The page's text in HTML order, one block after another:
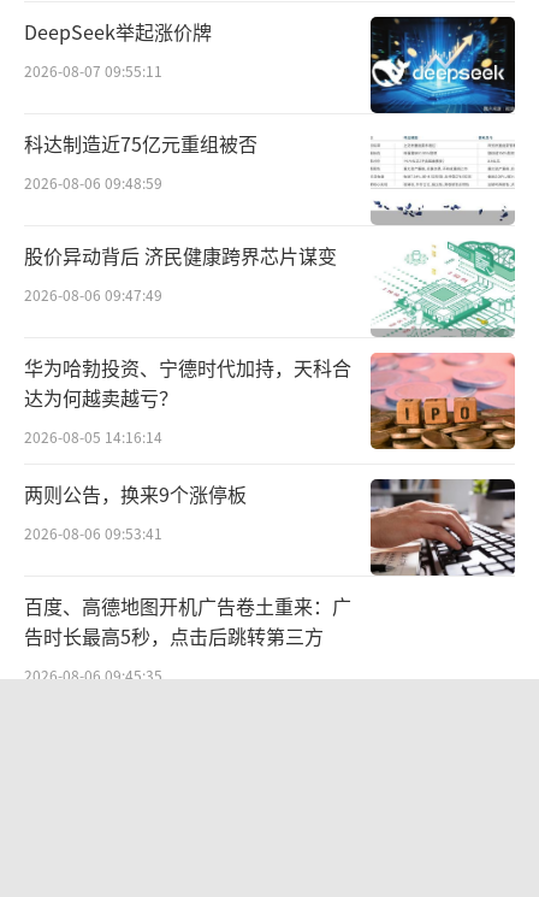
对于这次在网络的污名，钟睒睒称：“我
估计现在这一次给我加上在网络上的污名化洗
不干净，随他去吧。最后天一定是要亮的，只
是晚一点，只要我能坚持到天亮。”“真理一
谈做纯净水：“希望把选择权还给大家”
谈到此前拒绝做纯净水的原因，钟睒睒表
示，此前不会选择做纯净水，因为当时天然水
做的纯净水和自来水做的纯净水是不一样的，
需要长期摄入的，年纪大的人，没有矿物质的
水要尽量少喝。“我当时粗暴地决定，如果是
给我父母喝的，我肯定不生产这个水，所以我
宣布停止生产纯净水，只做天然水。”
钟睒睒称，如果没有这次网络争议，他一
DeepSeek举起涨价牌
2026-08-07 09:55:11
科达制造近75亿元重组被否
2026-08-06 09:48:59
股价异动背后 济民健康跨界芯片谋变
2026-08-06 09:47:49
华为哈勃投资、宁德时代加持，天科合
达为何越卖越亏？
2026-08-05 14:16:14
两则公告，换来9个涨停板
2026-08-06 09:53:41
百度、高德地图开机广告卷土重来：广
告时长最高5秒，点击后跳转第三方
2026-08-06 09:45:35